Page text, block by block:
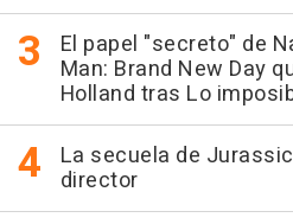
El papel "secreto" de
Man: Brand New Day
Holland tras Lo
La secuela de
director